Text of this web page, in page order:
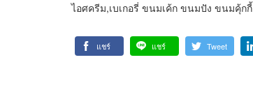
ไอศครีม,เบเกอรี่ ขนมเค้ก ขนมปัง ขนมคุ้กกี้
แชร์ แชร์ Tweet